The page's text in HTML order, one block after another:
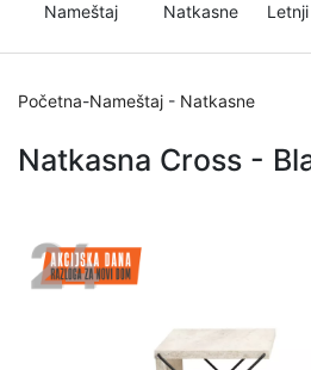
Nameštaj Natkasne
Početna-Nameštaj - Natkasne
Natkasna Cross -